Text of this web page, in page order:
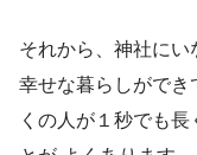
それから、神社にい
幸せな暮らしができ
くの人が１秒でも